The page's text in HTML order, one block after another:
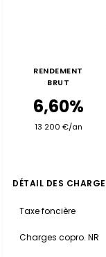
RENDEMENT
BRUT
6,60%
13 200 €/an
DÉTAIL DES
Taxe foncière
Charges copro. NR